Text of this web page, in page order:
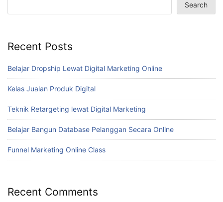
Search
Recent Posts
Belajar Dropship Lewat Digital Marketing Online
Kelas Jualan Produk Digital
Teknik Retargeting lewat Digital Marketing
Belajar Bangun Database Pelanggan Secara Online
Funnel Marketing Online Class
Recent Comments